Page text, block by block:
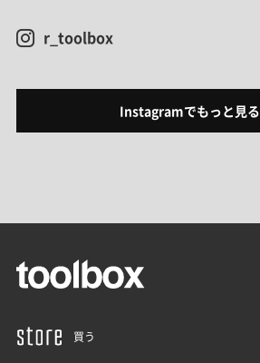
r_toolbox
Instagramでもっと見る
買う